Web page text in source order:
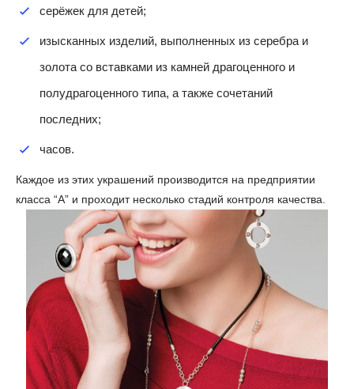
серёжек для детей;
изысканных изделий, выполненных из серебра и
золота со вставками из камней драгоценного и
полудрагоценного типа, а также сочетаний
последних;
часов.
Каждое из этих украшений производится на предприятии
класса “А” и проходит несколько стадий контроля качества.